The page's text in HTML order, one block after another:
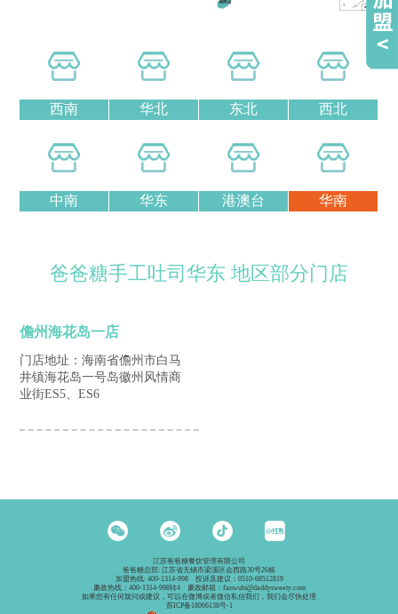
西南 华北 东北 西北
中南 华东 港澳台 华南
爸爸糖手工吐司华东 地区部分门店
儋州海花岛一店
门店地址：海南省儋州市白马
井镇海花岛一号岛徽州风情商
业街ES5、ES6
江苏爸爸糖餐饮管理有限公司
爸爸糖总部: 江苏省无锡市梁溪区会西路30号26栋
加盟热线: 400-1314-998 投诉及建议：0510-68512819
廉政热线：400-1314-998转4 廉政邮箱：fanwubi@daddysweety.com
如果您有任何疑问或建议，可以在微博或者微信私信我们，我们会尽快处理
苏ICP备18066138号-1